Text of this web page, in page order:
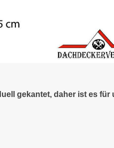
gekantet, daher ist es